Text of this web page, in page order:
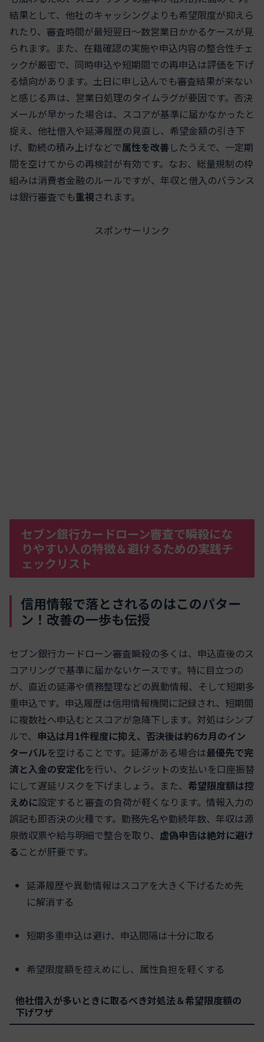
結果として、他社のキャッシングよりも希望限度が抑えら
れたり、審査時間が最短翌日〜数営業日かかるケースが見
られます。また、在籍確認の実施や申込内容の整合性チェ
ックが厳密で、同時申込や短期間での再申込は評価を下げ
る傾向があります。土日に申し込んでも審査結果が来ない
と感じる声は、営業日処理のタイムラグが要因です。否決
メールが早かった場合は、スコアが基準に届かなかったと
捉え、他社借入や延滞履歴の見直し、希望金額の引き下
げ、勤続の積み上げなどで属性を改善したうえで、一定期
間を空けてからの再検討が有効です。なお、総量規制の枠
組みは消費者金融のルールですが、年収と借入のバランス
は銀行審査でも重視されます。
スポンサーリンク
セブン銀行カードローン審査で瞬殺にな
りやすい人の特徴＆避けるための実践チ
ェックリスト
信用情報で落とされるのはこのパター
ン！改善の一歩も伝授
セブン銀行カードローン審査瞬殺の多くは、申込直後のス
コアリングで基準に届かないケースです。特に目立つの
が、直近の延滞や債務整理などの異動情報、そして短期多
重申込です。申込履歴は信用情報機関に記録され、短期間
に複数社へ申込むとスコアが急降下します。対処はシンプ
ルで、 申込は月1件程度に抑え、否決後は約6カ月のイン
ターバルを空けることです。延滞がある場合は最優先で完
済と入金の安定化を行い、クレジットの支払いを口座振替
にして遅延リスクを下げましょう。また、 希望限度額は控
えめに設定すると審査の負荷が軽くなります。情報入力の
誤記も即否決の火種です。勤務先名や勤続年数、年収は源
泉徴収票や給与明細で整合を取り、 虚偽申告は絶対に避け
る ことが肝要です。
延滞履歴や異動情報はスコアを大きく下げるため先
に解消する
短期多重申込は避け、申込間隔は十分に取る
希望限度額を控えめにし、属性負担を軽くする
他社借入が多いときに取るべき対処法＆希望限度額の
下げワザ